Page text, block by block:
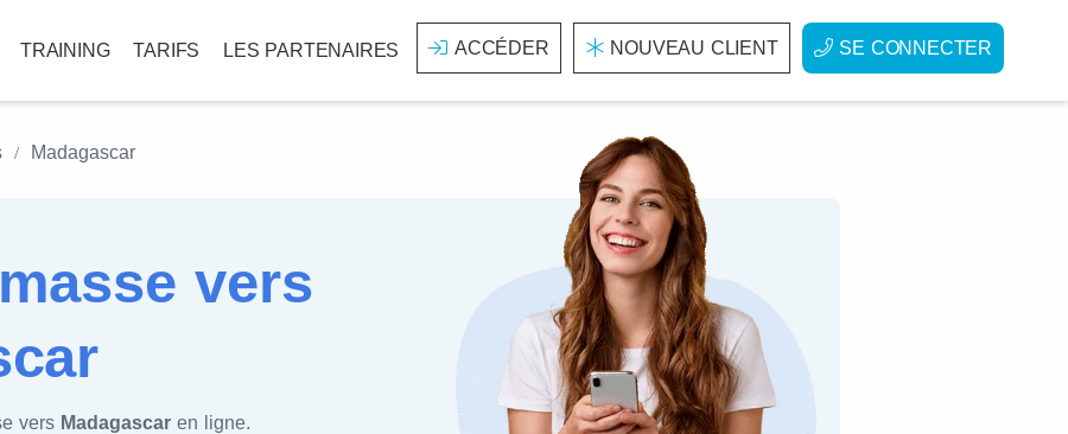
TRAINING TARIFS LES PARTENAIRES ACCÉDER NOUVEAU CLIENT SE CONNECTER
Madagascar
vers
vers Madagascar en ligne.